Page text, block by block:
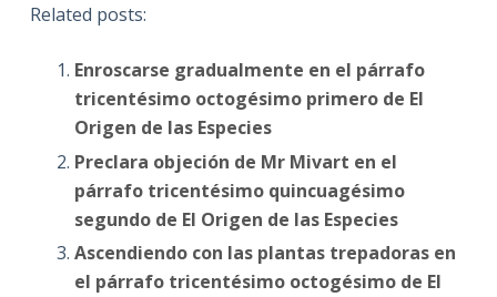
Related posts:
Enroscarse gradualmente en el párrafo
tricentésimo octogésimo primero de El
Origen de las Especies
Preclara objeción de Mr Mivart en el
párrafo tricentésimo quincuagésimo
segundo de El Origen de las Especies
Ascendiendo con las plantas trepadoras en
el párrafo tricentésimo octogésimo de El